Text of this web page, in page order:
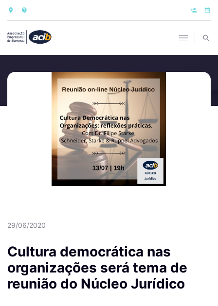
29/06/2020
Cultura democrática nas
organizações será tema de
reunião do Núcleo Jurídico